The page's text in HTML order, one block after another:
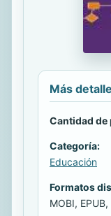
Más
Cantidad de
Categoría:
Educación
Formatos
MOBI, EPUB,